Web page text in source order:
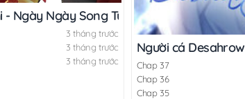
- Ngày Ngày Song Tu Cùng Hoàng Đại Tiên
3 tháng trước
3 tháng trước
3 tháng trước
Người cá Desahrow
Chap 37
Chap 36
Chap 35